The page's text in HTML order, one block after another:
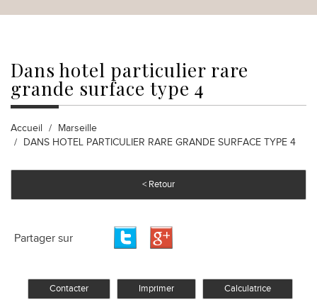
dans hotel particulier rare
grande surface type 4
Accueil
Marseille
DANS HOTEL PARTICULIER RARE GRANDE SURFACE TYPE 4
< Retour
Partager sur
Contacter Imprimer Calculatrice